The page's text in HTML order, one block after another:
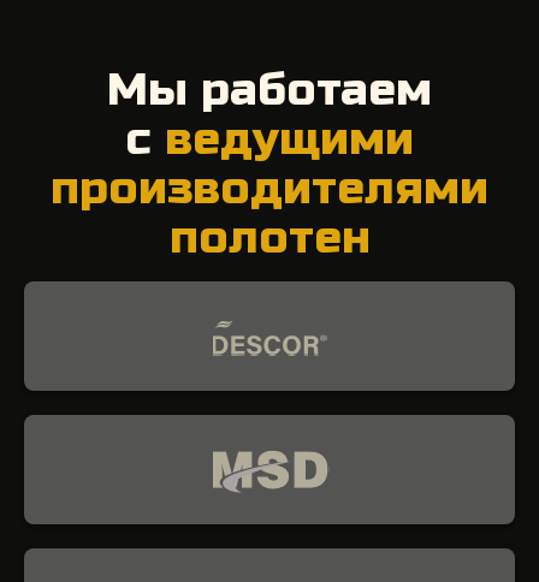
Мы работаем
с ведущими
производителями
полотен